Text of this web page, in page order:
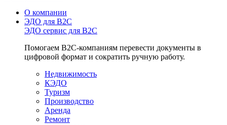
О компании
ЭДО для B2C
ЭДО сервис для B2C
Помогаем B2C-компаниям перевести документы в
цифровой формат и сократить ручную работу.
Недвижимость
КЭДО
Туризм
Производство
Аренда
Ремонт